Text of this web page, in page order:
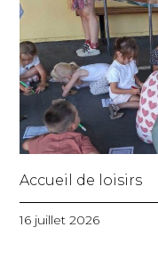
Accueil de loisirs
16 juillet 2026